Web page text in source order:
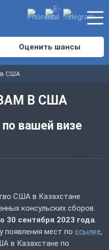
Оценить шансы
в США
В США
вашей визе
США в Казахстане
консульских сборов.
30 сентября 2023 года.
появления мест по ссылке,
в Казахстане по